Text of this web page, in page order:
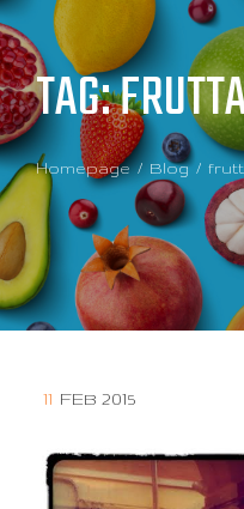
TAG:
Homepage Blog
11 FEB 2015